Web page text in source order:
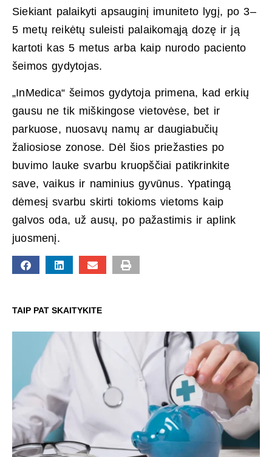
Siekiant palaikyti apsauginį imuniteto lygį, po 3–
5 metų reikėtų suleisti palaikomąją dozę ir ją
kartoti kas 5 metus arba kaip nurodo paciento
šeimos gydytojas.
„InMedica“ šeimos gydytoja primena, kad erkių
gausu ne tik miškingose vietovėse, bet ir
parkuose, nuosavų namų ar daugiabučių
žaliosiose zonose. Dėl šios priežasties po
buvimo lauke svarbu kruopščiai patikrinkite
save, vaikus ir naminius gyvūnus. Ypatingą
dėmesį svarbu skirti tokioms vietoms kaip
galvos oda, už ausų, po pažastimis ir aplink
juosmenį.
TAIP PAT SKAITYKITE